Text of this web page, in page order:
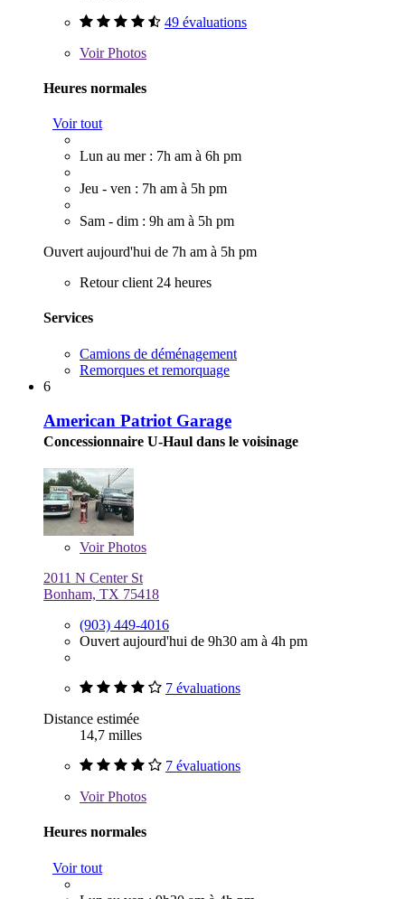
49 évaluations
VoirPhotos
Heures normales
Voir tout
Lun au mer : 7h am à 6h pm
Jeu - ven : 7h am à 5h pm
Sam - dim : 9h am à 5h pm
Ouvert aujourd'hui de 7h am à 5h pm
Retour client 24 heures
Services
Camions de déménagement
Remorques et remorquage
6
American Patriot Garage
Concessionnaire U-Haul dans le voisinage
VoirPhotos
2011 N Center St
Bonham, TX 75418
(903) 449-4016
Ouvert aujourd'hui de 9h30 am à 4h pm
7 évaluations
Distance estimée
14,7 milles
7 évaluations
VoirPhotos
Heures normales
Voir tout